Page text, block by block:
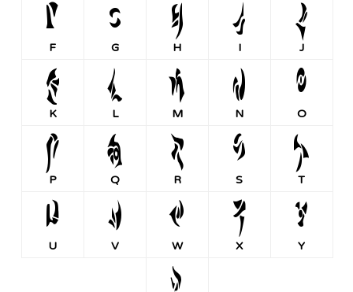
F
F
G
G
H
H
I
I
J
J
K
K
L
L
M
M
N
N
O
O
P
P
Q
Q
R
R
S
S
T
T
U
U
V
V
W
W
X
X
Y
Y
Z